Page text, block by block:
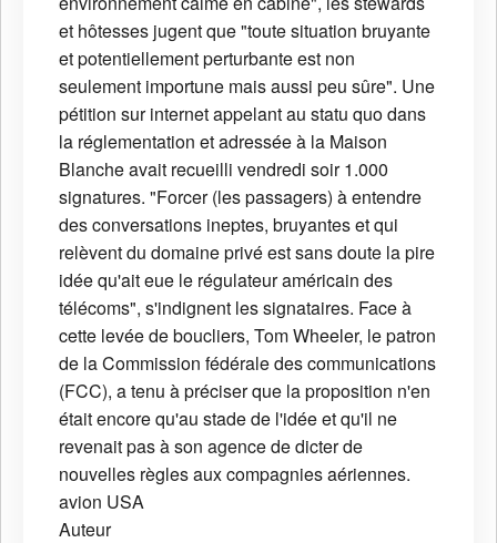
et hôtesses jugent que "toute situation bruyante
et potentiellement perturbante est non
seulement importune mais aussi peu sûre". Une
pétition sur internet appelant au statu quo dans
la réglementation et adressée à la Maison
Blanche avait recueilli vendredi soir 1.000
signatures. "Forcer (les passagers) à entendre
des conversations ineptes, bruyantes et qui
relèvent du domaine privé est sans doute la pire
idée qu'ait eue le régulateur américain des
télécoms", s'indignent les signataires. Face à
cette levée de boucliers, Tom Wheeler, le patron
de la Commission fédérale des communications
(FCC), a tenu à préciser que la proposition n'en
était encore qu'au stade de l'idée et qu'il ne
revenait pas à son agence de dicter de
nouvelles règles aux compagnies aériennes.
avion USA
Auteur